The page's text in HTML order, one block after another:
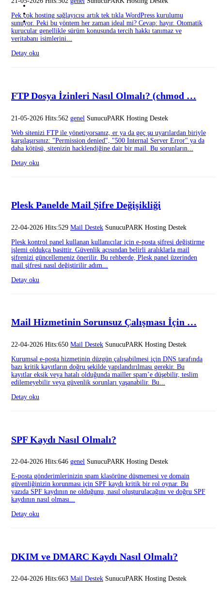
Pek çok hosting sağlayıcısı artık tek tıkla WordPress kurulumu
sunuyor. Peki bu yöntem her zaman ideal mi? Cevap: hayır. Otomatik
kurucular genellikle sürüm konusunda tercih hakkı tanımaz ve
veritabanı isimlerini...
Detay oku
FTP Dosya İzinleri Nasıl Olmalı? (chmod …
21-05-2026 Hits:562 genel SunucuPARK Hosting Destek
Web sitenizi FTP ile yönetiyorsanız, er ya da geç şu uyarılardan biriyle
karşılaşırsınız: "Permission denied", "500 Internal Server Error" ya da
daha kötüsü, sitenizin hacklendiğine dair bir mail. Bu sorunların...
Detay oku
Plesk Panelde Mail Şifre Değişikliği
22-04-2026 Hits:529 Mail Destek SunucuPARK Hosting Destek
Plesk kontrol panel kullanan kullanıcılar için e-posta şifresi değiştirme
işlemi oldukça basittir. Güvenlik açısından belirli aralıklarla mail
şifrenizi güncellemeniz önerilir. Bu rehberde, Plesk panel üzerinden
mail şifresi nasıl değiştirilir adım...
Detay oku
Mail Hizmetinin Sorunsuz Çalışması İçin …
22-04-2026 Hits:650 Mail Destek SunucuPARK Hosting Destek
Kurumsal e-posta hizmetinin düzgün çalışabilmesi için DNS tarafında
bazı kritik kayıtların doğru şekilde yapılandırılması gerekir. Bu
kayıtlar eksik veya hatalı olduğunda mailler spam’e düşebilir, teslim
edilemeyebilir veya güvenlik sorunları yaşanabilir. Bu...
Detay oku
SPF Kaydı Nasıl Olmalı?
22-04-2026 Hits:646 genel SunucuPARK Hosting Destek
E-posta gönderimlerinizin spam klasörüne düşmemesi ve domain
güvenliğinizin korunması için SPF kaydı kritik bir rol oynar. Bu
yazıda SPF kaydının ne olduğunu, nasıl oluşturulacağını ve doğru SPF
kaydının nasıl olması...
Detay oku
DKIM ve DMARC Kaydı Nasıl Olmalı?
22-04-2026 Hits:663 Mail Destek SunucuPARK Hosting Destek